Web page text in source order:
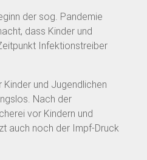
der sog. Pandemie
dass Kinder und
Infektionstreiber
und Jugendlichen
Nach der
vor Kindern und
auch noch der Impf-Druck